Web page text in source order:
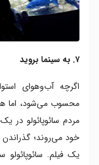
۷. به سینما بروید
اگرچه آب‌وهوای
محسوب می‌شود، اما
مردم سائوپائولو در
خود می‌روند؛ گذراندن
یک فیلم. سائوپائولو